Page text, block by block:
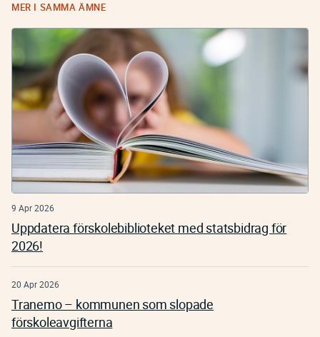
MER I SAMMA ÄMNE
9 Apr 2026
Uppdatera förskolebiblioteket med statsbidrag för
2026!
20 Apr 2026
Tranemo – kommunen som slopade
förskoleavgifterna